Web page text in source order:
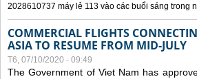
2028610737 máy lẻ 113 vào các buổi sáng trong
COMMERCIAL FLIGHTS
ASIA TO RESUME FROM MID-JULY
T6, 07/10/2020 - 09:49
The Government of Viet Nam has